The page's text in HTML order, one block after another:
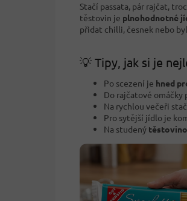
Stačí passata, pár rajčat,
těstovin je plnohodnotné
přidat chilli, česnek nebo
💡 Tipy, jak si je
Po scezení je hned
Do rajčatové omáčky
Na rychlou večeři
Pro sytější jídlo je
Na studený